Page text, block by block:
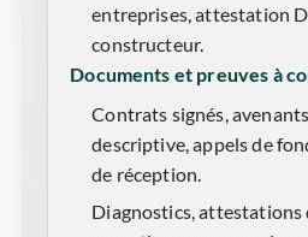
entreprises, attestation
constructeur.
Documents et preuves à
Contrats signés,
descriptive, appels de
de réception.
Diagnostics, attestations